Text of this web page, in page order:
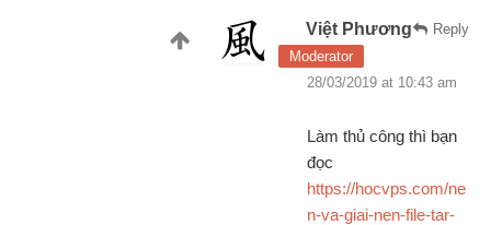
Reply
Việt Phương
Moderator
28/03/2019 at 10:43 am
Làm thủ công thì bạn
đọc
https://hocvps.com/ne
n-va-giai-nen-file-tar-